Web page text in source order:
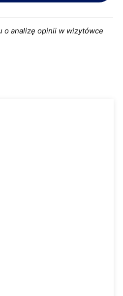
o analizę opinii w wizytówce